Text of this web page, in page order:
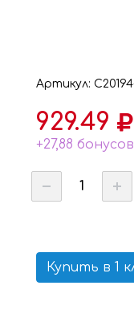
Артикул:
929.49
+27,88 бонусов
Купить в 1